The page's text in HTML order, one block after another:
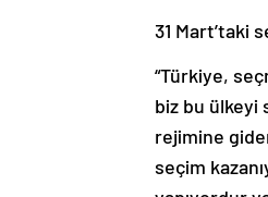
biz bu ülkeyi
rejimine
seçim
yapıyordur